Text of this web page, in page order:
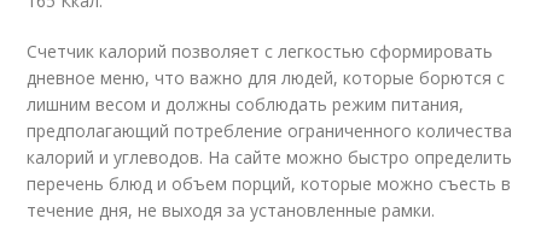
Счетчик калорий позволяет с легкостью сформировать
дневное меню, что важно для людей, которые борются с
лишним весом и должны соблюдать режим питания,
предполагающий потребление ограниченного количества
калорий и углеводов. На сайте можно быстро определить
перечень блюд и объем порций, которые можно съесть в
течение дня, не выходя за установленные рамки.